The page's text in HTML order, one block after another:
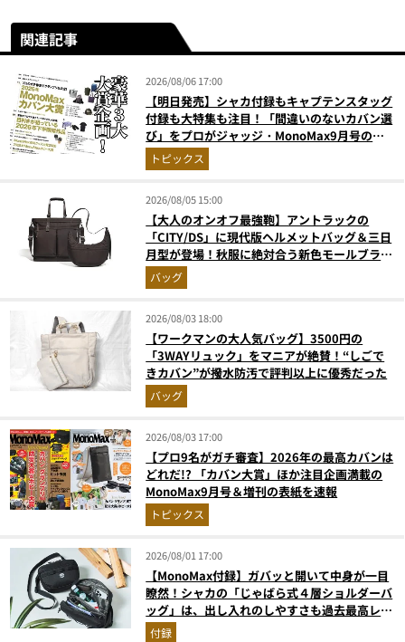
関連記事
2026/08/06 17:00
【明日発売】シャカ付録もキャプテンスタッグ
付録も大特集も注目！「間違いのないカバン選
び」をプロがジャッジ・MonoMax9月号の目
次を公開
トピックス
2026/08/05 15:00
【大人のオンオフ最強鞄】アントラックの
「CITY/DS」に現代版ヘルメットバッグ＆三日
月型が登場！秋服に絶対合う新色モールブラウ
ンが傑作
バッグ
2026/08/03 18:00
【ワークマンの大人気バッグ】3500円の
「3WAYリュック」をマニアが絶賛！“しごで
きカバン”が撥水防汚で評判以上に優秀だった
バッグ
2026/08/03 17:00
【プロ9名がガチ審査】2026年の最高カバンは
どれだ!? 「カバン大賞」ほか注目企画満載の
MonoMax9月号＆増刊の表紙を速報
トピックス
2026/08/01 17:00
【MonoMax付録】ガバッと開いて中身が一目
瞭然！シャカの「じゃばら式４層ショルダーバ
ッグ」は、出し入れのしやすさも過去最高レベ
ルだった！
付録